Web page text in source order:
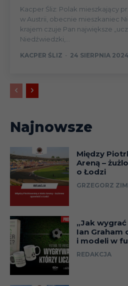
Kacper Śliz: Polak mieszkający
w Austrii, obecnie mieszkaniec
krajem czuje Pan największe „uczucie”?
Niedźwiedzki,...
KACPER ŚLIZ - 24 SIERPNIA 2024
Najnowsze
Między
Areną –
o Łodzi
GRZEGORZ
„Jak
Ian Graham
i modeli w
REDAKCJA